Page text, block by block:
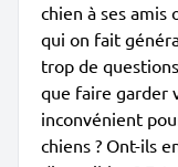
chien à ses amis
qui on fait
trop de
que faire garder
inconvénient
chiens ? Ont-ils